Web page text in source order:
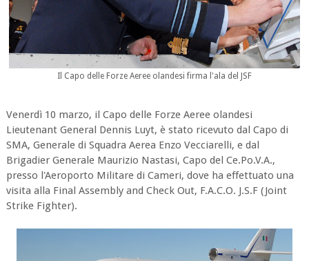
Il Capo delle Forze Aeree olandesi firma l'ala del JSF
Venerdì 10 marzo, il Capo delle Forze Aeree olandesi
Lieutenant General Dennis Luyt, è stato ricevuto dal Capo di
SMA, Generale di Squadra Aerea Enzo Vecciarelli, e dal
Brigadier Generale Maurizio Nastasi, Capo del Ce.Po.V.A.,
presso l'Aeroporto Militare di Cameri, dove ha effettuato una
visita alla Final Assembly and Check Out, F.A.C.O. J.S.F (Joint
Strike Fighter).